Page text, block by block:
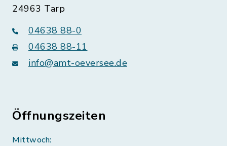
24963 Tarp
04638 88-0
04638 88-11
info@amt-oeversee.de
Öffnungszeiten
Mittwoch: